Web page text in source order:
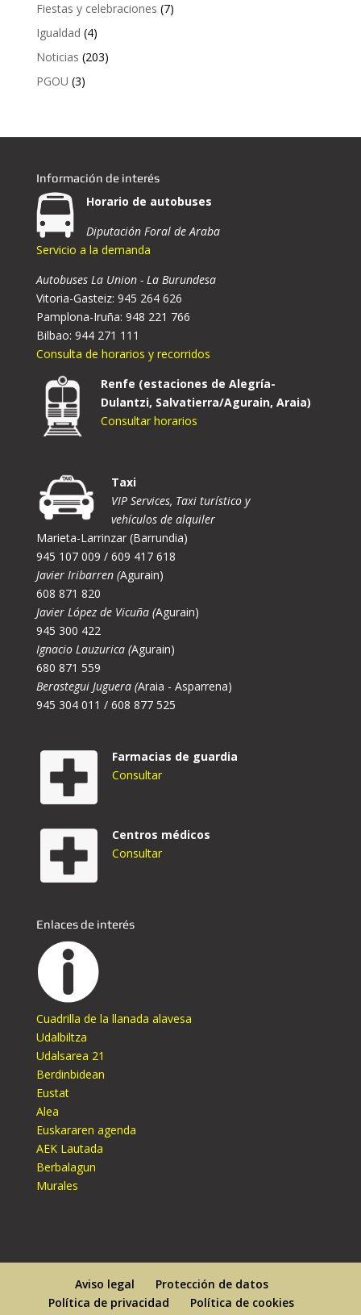
Fiestas y celebraciones (7)
Igualdad (4)
Noticias (203)
PGOU (3)
Información de interés
Horario de autobuses
Diputación Foral de Araba
Servicio a la demanda
Autobuses La Union - La Burundesa
Vitoria-Gasteiz: 945 264 626
Pamplona-Iruña: 948 221 766
Bilbao: 944 271 111
Consulta de horarios y recorridos
Renfe (estaciones de Alegría-
Dulantzi, Salvatierra/Agurain, Araia)
Consultar horarios
Taxi
VIP Services, Taxi turístico y
vehículos de alquiler
Marieta-Larrinzar (Barrundia)
945 107 009 / 609 417 618
Javier Iribarren (Agurain)
608 871 820
Javier López de Vicuña (Agurain)
945 300 422
Ignacio Lauzurica (Agurain)
680 871 559
Berastegui Juguera (Araia - Asparrena)
945 304 011 / 608 877 525
Farmacias de guardia
Consultar
Centros médicos
Consultar
Enlaces de interés
Cuadrilla de la llanada alavesa
Udalbiltza
Udalsarea 21
Berdinbidean
Eustat
Alea
Euskararen agenda
AEK Lautada
Berbalagun
Murales
Aviso legal
Protección de datos
Política de privacidad
Política de cookies